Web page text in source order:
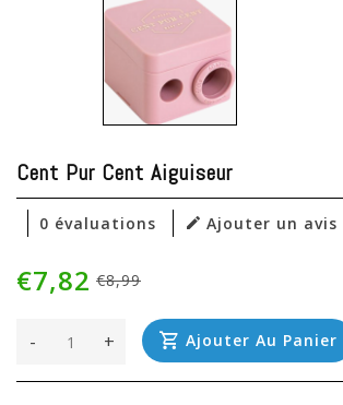
Cent Pur Cent Aiguiseur
0 évaluations Ajouter un avis
€8,99
€7,82
+
- Ajouter Au Panier